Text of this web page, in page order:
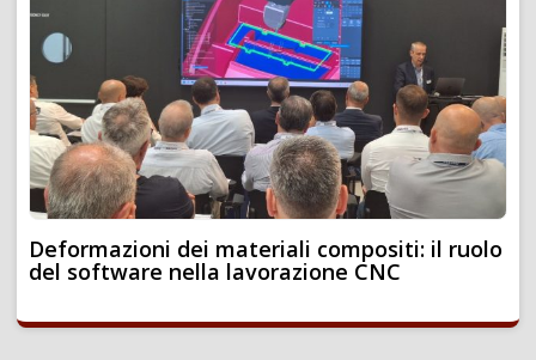
Deformazioni dei materiali compositi: il ruolo
del software nella lavorazione CNC